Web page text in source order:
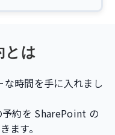
とは
時間を手に入れまし
約を SharePoint の
ます。